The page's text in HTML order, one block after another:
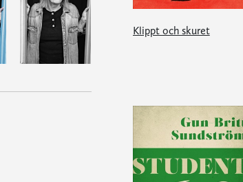
Klippt och skuret